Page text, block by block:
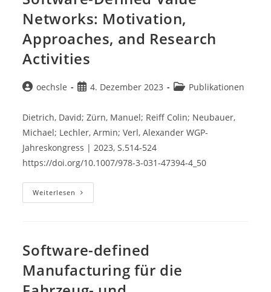
Networks: Motivation,
Approaches, and Research
Activities
Beitrags-
oechsle
Beitrag
4. Dezember 2023
Beitrags-
Publikationen
Dietrich, David; Zürn, Manuel; Reiff Colin; Neubauer,
Michael; Lechler, Armin; Verl, Alexander WGP-
Jahreskongress | 2023, S.514-524
https://doi.org/10.1007/978-3-031-47394-4_50
Weiterlesen Software-
Defined
Research
Software-defined
Manufacturing für die